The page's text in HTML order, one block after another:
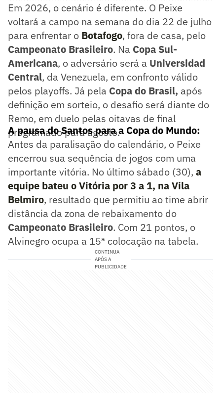
Em 2026, o cenário é diferente. O Peixe
voltará a campo na semana do dia 22 de julho
para enfrentar o Botafogo, fora de casa, pelo
Campeonato Brasileiro. Na Copa Sul-
Americana, o adversário será a Universidad
Central, da Venezuela, em confronto válido
pelos playoffs. Já pela Copa do Brasil, após
definição em sorteio, o desafio será diante do
Remo, em duelo pelas oitavas de final
programado para agosto.
A pausa do Santos para a Copa do Mundo:
Antes da paralisação do calendário, o Peixe
encerrou sua sequência de jogos com uma
importante vitória. No último sábado (30), a
equipe bateu o Vitória por 3 a 1, na Vila
Belmiro, resultado que permitiu ao time abrir
distância da zona de rebaixamento do
Campeonato Brasileiro. Com 21 pontos, o
Alvinegro ocupa a 15ª colocação na tabela.
CONTINUA
APÓS A
PUBLICIDADE